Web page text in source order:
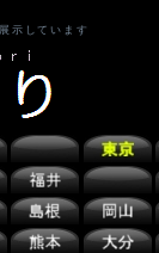
示しています